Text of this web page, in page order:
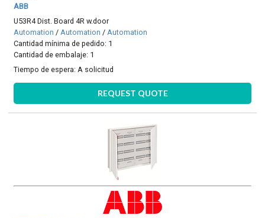
ABB
U53R4 Dist. Board 4R w.door
Automation / Automation / Automation
Cantidad mínima de pedido: 1
Cantidad de embalaje: 1
Tiempo de espera:A solicitud
REQUEST QUOTE